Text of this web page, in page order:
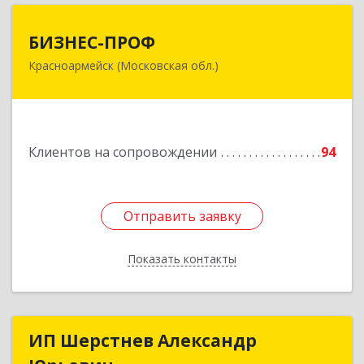
БИЗНЕС-ПРОФ
Красноармейск (Московская обл.)
Клиентов на сопровождении 94
Отправить заявку
Показать контакты
141290, Московская обл, Красноармейск г,
Отправить заявку
Назад
ИП Шерстнев Александр
ИП Шерстнев Александр